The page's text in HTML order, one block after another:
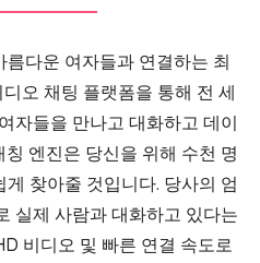
다운 여자들과 연결하는 최
오 채팅 플랫폼을 통해 전 세
자들을 만나고 대화하고 데이
엔진은 당신을 위해 수천 명
찾아줄 것입니다. 당사의 엄
실제 사람과 대화하고 있다는
비디오 및 빠른 연결 속도로